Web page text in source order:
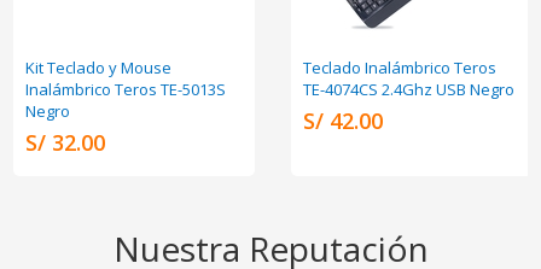
Kit Teclado y Mouse
Inalámbrico Teros TE-5013S
Negro
S/ 32.00
Teclado Inalámbrico Teros
TE-4074CS 2.4Ghz USB Negro
S/ 42.00
Nuestra Reputación